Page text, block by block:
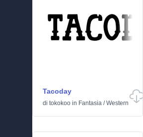
Tacoday
di tokokoo in Fantasia /Western